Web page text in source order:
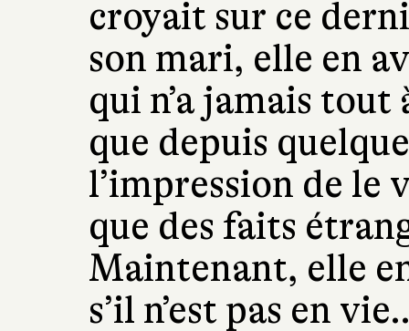
croyait sur ce
son mari, elle en
qui n’a jamais
que depuis
l’impression de le
que des faits
Maintenant, elle
s’il n’est pas en